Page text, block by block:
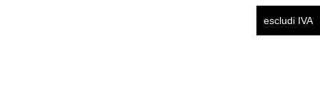
escludi IVA